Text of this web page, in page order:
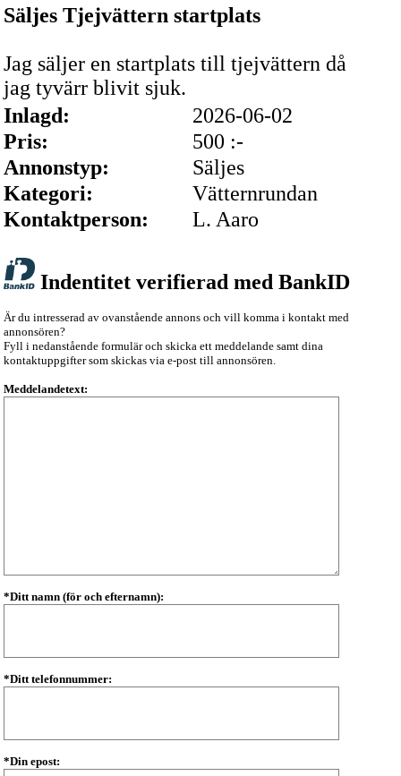
Säljes Tjejvättern startplats
Jag säljer en startplats till tjejvättern då
jag tyvärr blivit sjuk.
Inlagd:
2026-06-02
Pris:
500 :-
Annonstyp:
Säljes
Kategori:
Vätternrundan
Kontaktperson:
L. Aaro
Indentitet verifierad med BankID
Är du intresserad av ovanstående annons och vill komma i kontakt med
annonsören?
Fyll i nedanstående formulär och skicka ett meddelande samt dina
kontaktuppgifter som skickas via e-post till annonsören.
Meddelandetext:
*Ditt namn (för och efternamn):
*Ditt telefonnummer:
*Din epost: